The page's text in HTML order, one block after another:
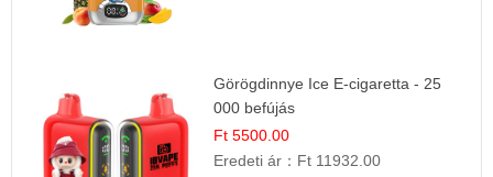
Görögdinnye Ice E-cigaretta - 25
000 befújás
Ft 5500.00
Eredeti ár： Ft 11932.00